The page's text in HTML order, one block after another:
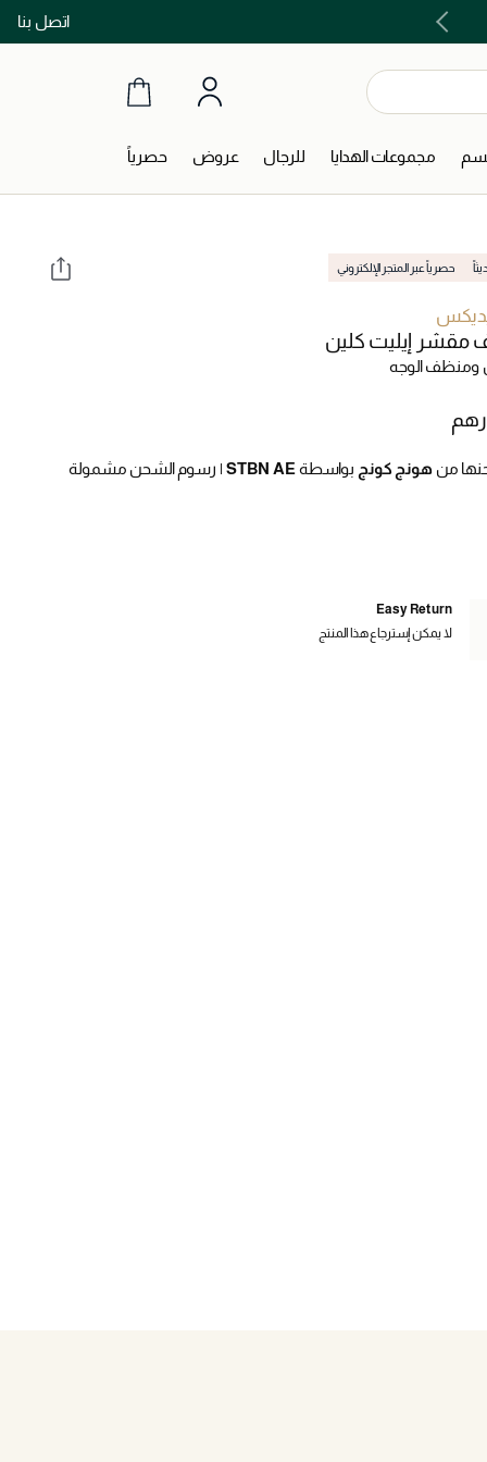
اتصل بنااشتري الآن و ادفع لاحقاً مع تابي و تمارا!
مجموعات الهدايا للرجال عروض حصرياً
حصرياً عبر المتجر الإلكتروني
مقشر إيليت كلين
الوجه
من هونج كونج بواسطةSTBN AE
| رسوم الشحن مشمولة
Easy Return
لا يمكن إسترجاع هذا المنتج